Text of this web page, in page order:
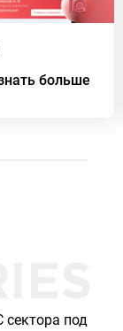
больше
сектора под